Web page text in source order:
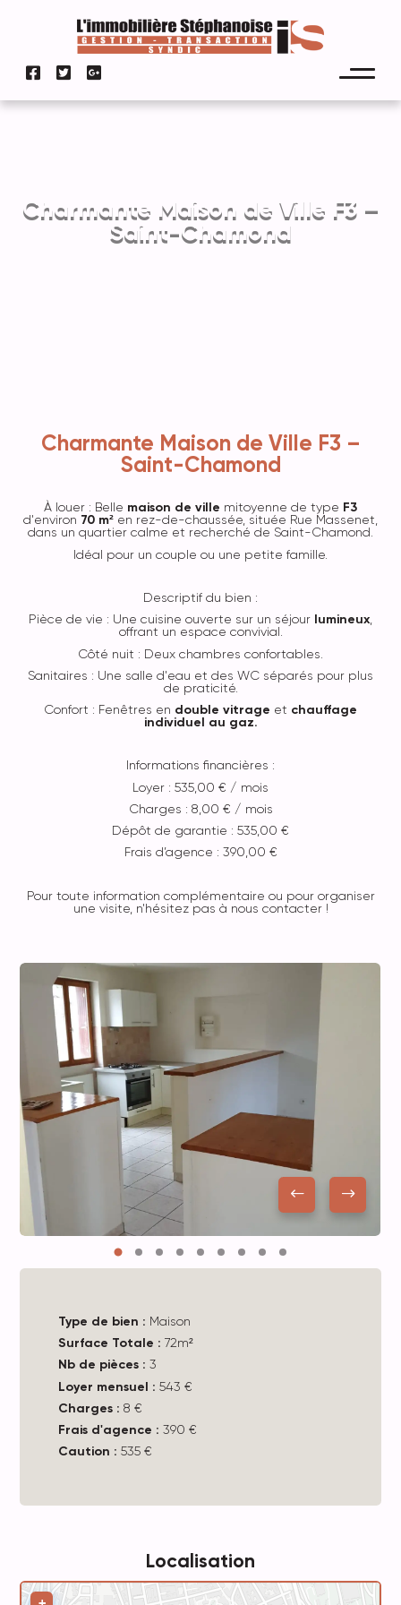
Charmante Maison de Ville F3 –
Saint-Chamond
Charmante Maison de Ville F3 –
Saint-Chamond
À louer : Belle maison de ville mitoyenne de type F3
d'environ 70 m² en rez-de-chaussée, située Rue Massenet,
dans un quartier calme et recherché de Saint-Chamond.
Idéal pour un couple ou une petite famille.
Descriptif du bien :
Pièce de vie : Une cuisine ouverte sur un séjour
lumineux,
offrant un espace convivial.
Côté nuit : Deux chambres confortables.
Sanitaires : Une salle d'eau et des WC séparés pour plus
de praticité.
Confort : Fenêtres en double vitrage et chauffage
individuel au gaz.
Informations financières :
Loyer : 535,00 € / mois
Charges : 8,00 € / mois
Dépôt de garantie : 535,00 €
Frais d’agence : 390,00 €
Pour toute information complémentaire ou pour organiser
une visite, n'hésitez pas à nous contacter !
Type de bien : Maison
Surface Totale : 72m²
Nb de pièces :3
Loyer mensuel :543 €
Charges :8 €
Frais d'agence : 390 €
Caution :535 €
Localisation